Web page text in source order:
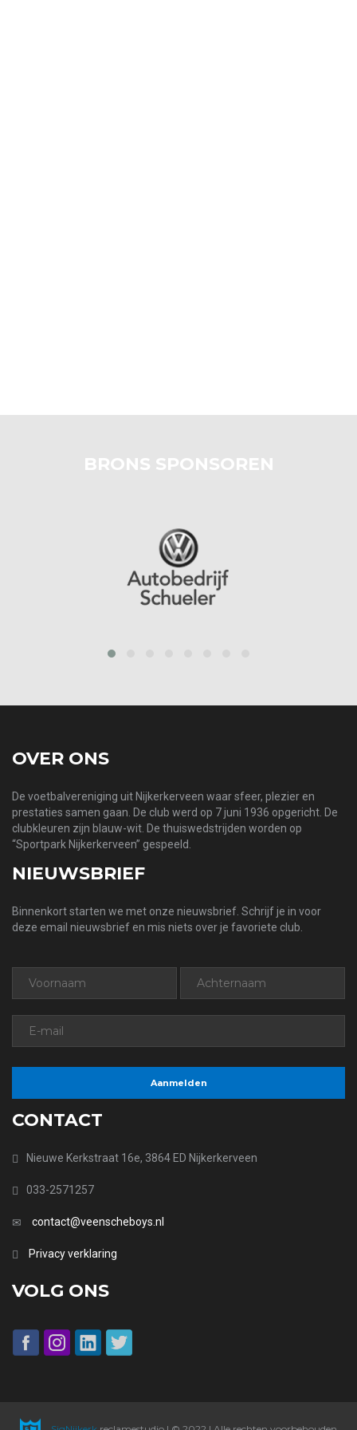
BRONS SPONSOREN
OVER ONS
De voetbalvereniging uit Nijkerkerveen waar sfeer, plezier en
prestaties samen gaan. De club werd op 7 juni 1936 opgericht. De
clubkleuren zijn blauw-wit. De thuiswedstrijden worden op
“Sportpark Nijkerkerveen” gespeeld.
NIEUWSBRIEF
Binnenkort starten we met onze nieuwsbrief. Schrijf je in voor
deze email nieuwsbrief en mis niets over je favoriete club.
CONTACT
Nieuwe Kerkstraat 16e, 3864 ED Nijkerkerveen
033-2571257
contact@veenscheboys.nl
Privacy verklaring
VOLG ONS